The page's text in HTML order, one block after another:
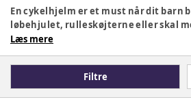
En cykelhjelm er et must når dit barn
løbehjulet, rulleskøjterne eller skal
har vi hos BabySam et stort udvalg af
rette cykelhjelm til dit barn, og sørge
Læs mere
Filtre